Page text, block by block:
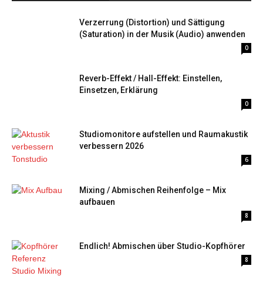
Verzerrung (Distortion) und Sättigung
(Saturation) in der Musik (Audio) anwenden
0
Reverb-Effekt / Hall-Effekt: Einstellen,
Einsetzen, Erklärung
0
Studiomonitore aufstellen und Raumakustik
verbessern 2026
6
Mixing / Abmischen Reihenfolge – Mix
aufbauen
8
Endlich! Abmischen über Studio-Kopfhörer
8